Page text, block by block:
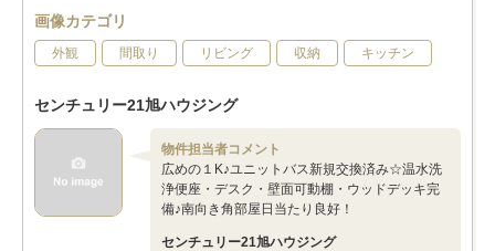
画像カテゴリ
外観 間取り リビング 収納 キッチン
センチュリー21旭ハウジング
物件担当者コメント
広めの１K♪ユニットバス新規交換済み☆温水洗
浄便座・デスク・壁面可動棚・ウッドデッキ完
備♪南向き角部屋日当たり良好！
センチュリー21旭ハウジング